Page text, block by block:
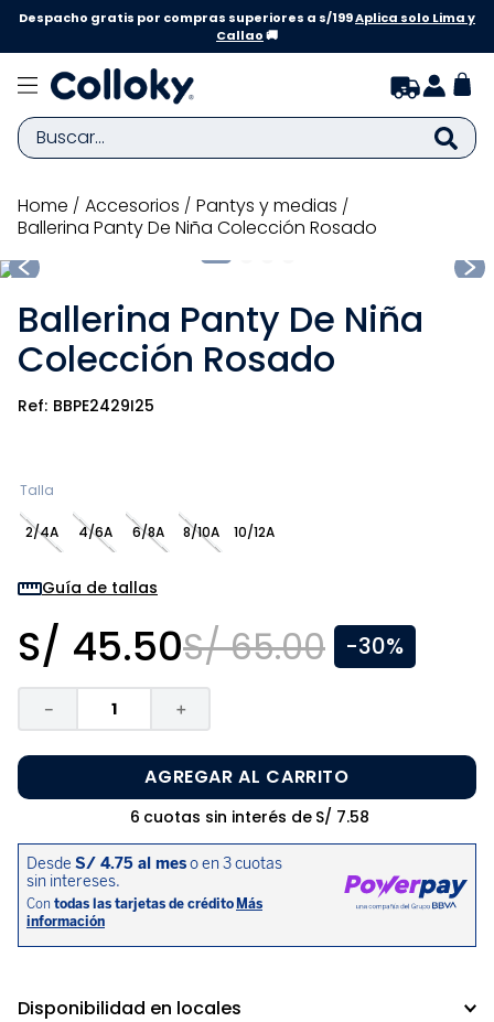
Despacho gratis por compras superiores a s/199Aplica solo Lima y
Callao🚚
Buscar...
accesorios
pantys y medias
Ballerina Panty De Niña Colección Rosado
Ballerina Panty De Niña
Colección Rosado
BBPE2429I25
Talla
2/4A 4/6A 6/8A 8/10A 10/12A
Guía de tallas
S/ 45.50S/ 65.00 -30%
＋
－
AGREGAR AL CARRITO
6 cuotas sin interés de S/ 7.58
Disponibilidad en locales
TÉRMINOS MÁS BUSCADOS
1.
zapatillas niña
2.
3.
medias
4.
sandalias
.
niño
10. sandalias niño